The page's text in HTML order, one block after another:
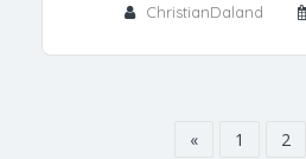
ChristianDaland
« 1 2